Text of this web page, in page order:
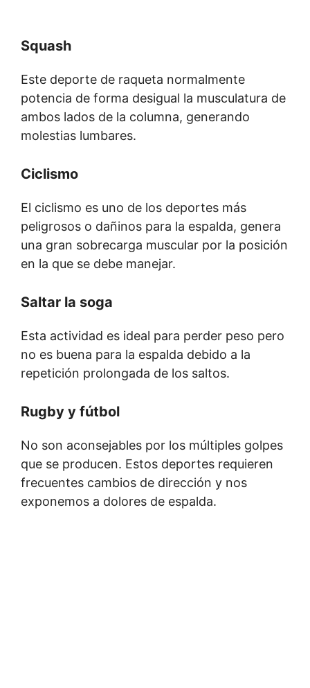
Squash
Este deporte de raqueta normalmente
potencia de forma desigual la musculatura de
ambos lados de la columna, generando
molestias lumbares.
Ciclismo
El ciclismo es uno de los deportes más
peligrosos o dañinos para la espalda, genera
una gran sobrecarga muscular por la posición
en la que se debe manejar.
Saltar la soga
Esta actividad es ideal para perder peso pero
no es buena para la espalda debido a la
repetición prolongada de los saltos.
Rugby y fútbol
No son aconsejables por los múltiples golpes
que se producen. Estos deportes requieren
frecuentes cambios de dirección y nos
exponemos a dolores de espalda.